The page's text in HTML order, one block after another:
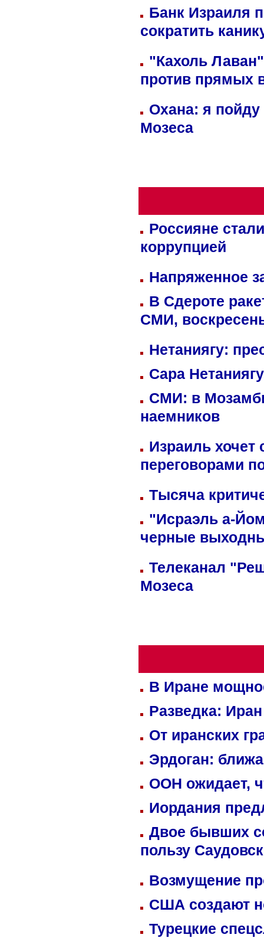
Банк Израиля
сократить
"Кахоль
против прямых
Охана: я пойду
Мозеса
Россияне
коррупцией
Напряженное
В Сдероте
СМИ,
Нетаниягу:
Сара
СМИ: в
наемников
Израиль хочет
переговорами
Тысяча
"Исраэль а-
черные
Телеканал
Мозеса
В Иране
Разведка:
От иранских
Эрдоган:
ООН ожидает,
Иордания
Двое бывших
пользу
Возмущение
США создают
Турецкие